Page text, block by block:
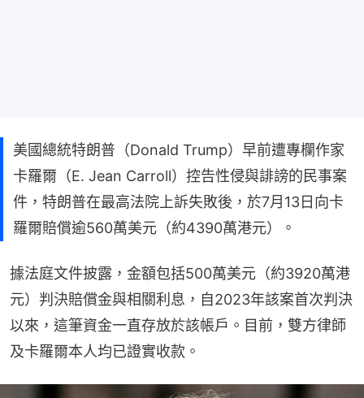
美國總統特朗普（Donald Trump）早前遭專欄作家
卡羅爾（E. Jean Carroll）控告性侵與誹謗的民事案
件，特朗普在最高法院上訴失敗後，於7月13日向卡
羅爾賠償逾560萬美元（約4390萬港元）。
據法庭文件披露，金額包括500萬美元（約3920萬港
元）判決賠償金與相關利息，自2023年該案首次判決
以來，這筆資金一直存放於該帳戶。目前，雙方律師
及卡羅爾本人均已證實收款。